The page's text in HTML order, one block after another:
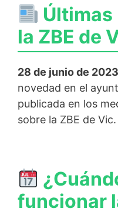
Últimas
la ZBE de
28 de junio de
novedad en el
publicada en los
sobre la ZBE de Vic.
funcionar